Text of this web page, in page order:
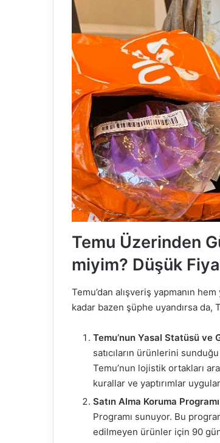
Temu Üzerinden
miyim? Düşük
Temu’dan alışveriş yapmanın
kadar bazen şüphe uyandırsa
Temu’nun Yasal Statüsü ve
satıcıların ürünlerini
Temu’nun lojistik ortakları
kurallar ve yaptırımlar
Satın Alma Koruma Programı
Programı sunuyor. Bu
edilmeyen ürünler için 90